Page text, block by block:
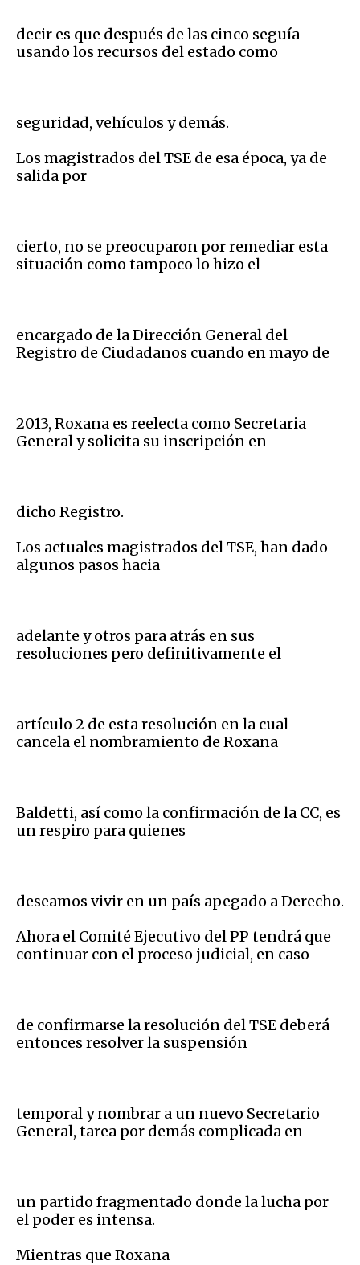
decir es que después de las cinco seguía
usando los recursos del estado como
seguridad, vehículos y demás.
Los magistrados del TSE de esa época, ya de
salida por
cierto, no se preocuparon por remediar esta
situación como tampoco lo hizo el
encargado de la Dirección General del
Registro de Ciudadanos cuando en mayo de
2013, Roxana es reelecta como Secretaria
General y solicita su inscripción en
dicho Registro.
Los actuales magistrados del TSE, han dado
algunos pasos hacia
adelante y otros para atrás en sus
resoluciones pero definitivamente el
artículo 2 de esta resolución en la cual
cancela el nombramiento de Roxana
Baldetti, así como la confirmación de la CC, es
un respiro para quienes
deseamos vivir en un país apegado a Derecho.
Ahora el Comité Ejecutivo del PP tendrá que
continuar con el proceso judicial, en caso
de confirmarse la resolución del TSE deberá
entonces resolver la suspensión
temporal y nombrar a un nuevo Secretario
General, tarea por demás complicada en
un partido fragmentado donde la lucha por
el poder es intensa.
Mientras que Roxana